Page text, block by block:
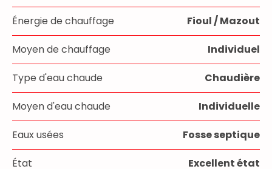
Énergie de chauffage Fioul / Mazout
Moyen de chauffage Individuel
Type d'eau chaude Chaudière
Moyen d'eau chaude Individuelle
Eaux usées Fosse septique
État Excellent état